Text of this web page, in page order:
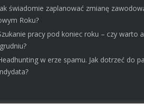
świadomie zaplanować zmianę
Roku?
pracy pod koniec roku – czy warto
w erze spamu. Jak dotrzeć do